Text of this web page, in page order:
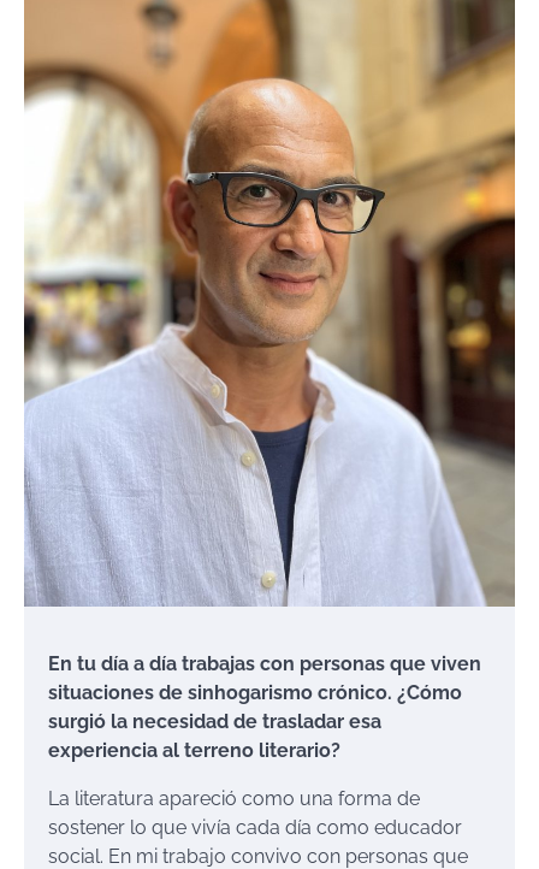
En tu día a día trabajas con personas que viven
situaciones de sinhogarismo crónico. ¿Cómo
surgió la necesidad de trasladar esa
experiencia al terreno literario?
La literatura apareció como una forma de
sostener lo que vivía cada día como educador
social. En mi trabajo convivo con personas que